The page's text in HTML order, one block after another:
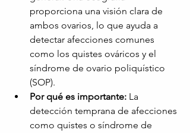
proporciona una visión clara de
ambos ovarios, lo que ayuda a
detectar afecciones comunes
como los quistes ováricos y el
síndrome de ovario poliquístico
(SOP).
Por qué es importante: La
detección temprana de afecciones
como quistes o síndrome de